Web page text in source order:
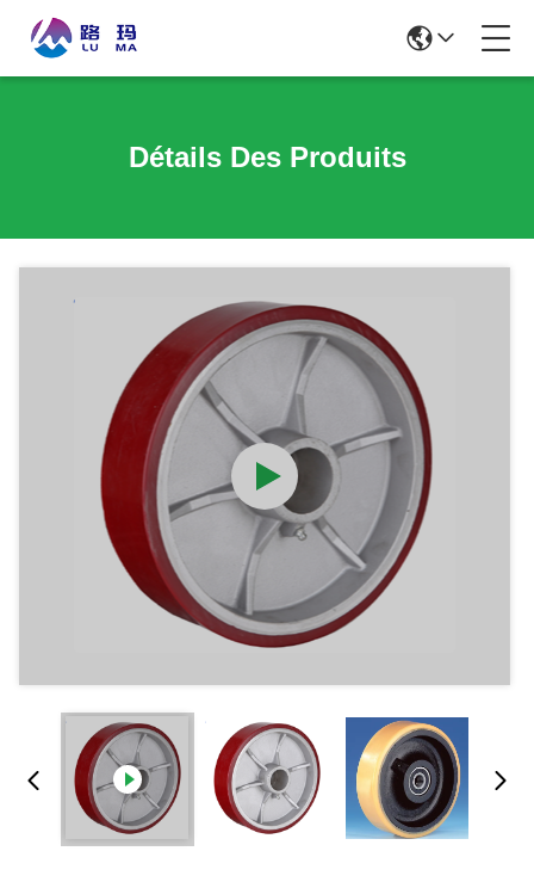
Détails Des Produits